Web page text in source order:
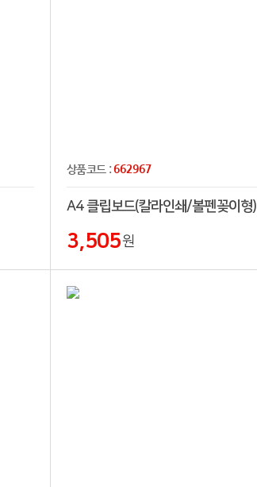
상품코드 :662967
A4 클립보드(칼라인쇄/볼펜꽂이형)
3,505원